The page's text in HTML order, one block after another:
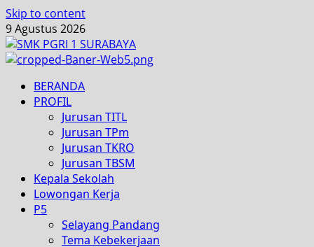
Skip to content
9 Agustus 2026
BERANDA
PROFIL
Jurusan TITL
Jurusan TPm
Jurusan TKRO
Jurusan TBSM
Kepala Sekolah
Lowongan Kerja
P5
Selayang Pandang
Tema Kebekerjaan